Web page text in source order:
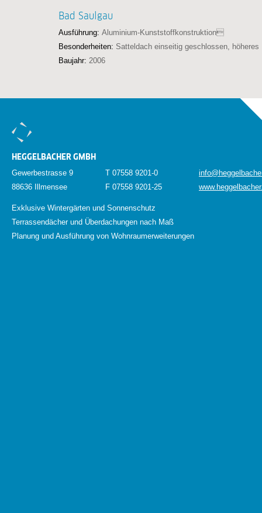
Bad Saulgau
Ausführung: Aluminium-Kunststoffkonstruktion
Besonderheiten: Satteldach einseitig geschlossen, höheres
Baujahr: 2006
HEGGELBACHER GMBH
Gewerbestrasse 9
88636 Illmensee
T 07558 9201-0
F 07558 9201-25
Exklusive Wintergärten und Sonnenschutz
Terrassendächer und Überdachungen nach Maß
Planung und Ausführung von Wohnraumerweiterungen